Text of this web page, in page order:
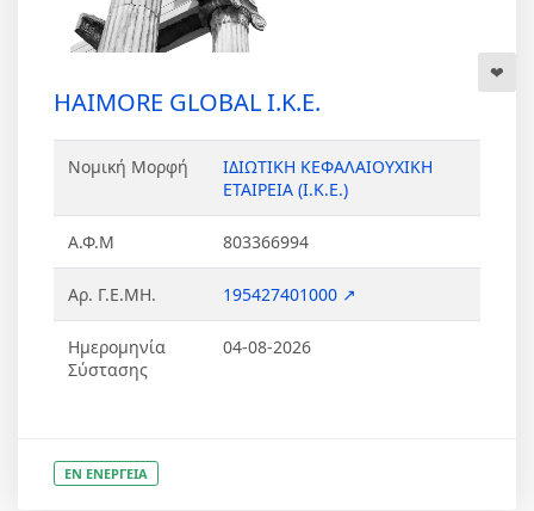
HAIMORE GLOBAL Ι.Κ.Ε.
Νομική Μορφή
ΙΔΙΩΤΙΚΗ ΚΕΦΑΛΑΙΟΥΧΙΚΗ
ΕΤΑΙΡΕΙΑ (Ι.Κ.Ε.)
Α.Φ.Μ 803366994
Αρ. Γ.Ε.ΜΗ. 195427401000 ↗
Ημερομηνία
Σύστασης
04-08-2026
ΕΝ ΕΝΕΡΓΕΙΑ